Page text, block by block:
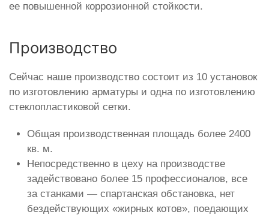
ее повышенной коррозионной стойкости.
Производство
Сейчас наше производство состоит из 10 установок
по изготовлению арматуры и одна по изготовлению
стеклопластиковой сетки.
Общая производственная площадь более 2400
кв. м.
Непосредственно в цеху на производстве
задействовано более 15 профессионалов, все
за станками — спартанская обстановка, нет
бездействующих «жирных котов», поедающих